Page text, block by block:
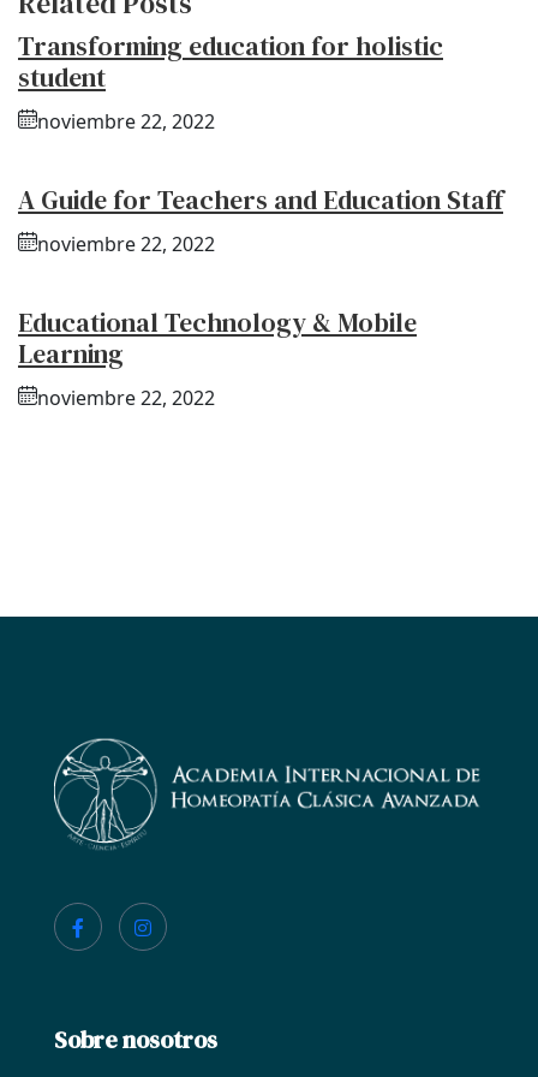
Transforming education for holistic
student
noviembre 22, 2022
A Guide for Teachers and Education Staff
noviembre 22, 2022
Educational Technology & Mobile
Learning
noviembre 22, 2022
Sobre nosotros